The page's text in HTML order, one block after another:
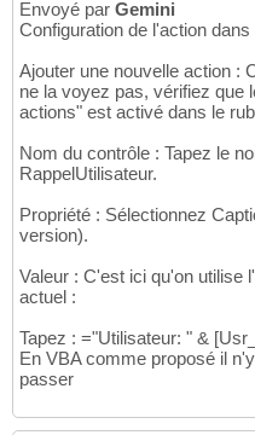
Envoyé par Gemini
Configuration de l'action
Ajouter une nouvelle action :
ne la voyez pas, vérifiez que
actions" est activé dans le
Nom du contrôle : Tapez le
RappelUtilisateur.
Propriété : Sélectionnez
version).
Valeur : C'est ici qu'on utilise
actuel :
Tapez : ="Utilisateur: " &
En VBA comme proposé il
passer